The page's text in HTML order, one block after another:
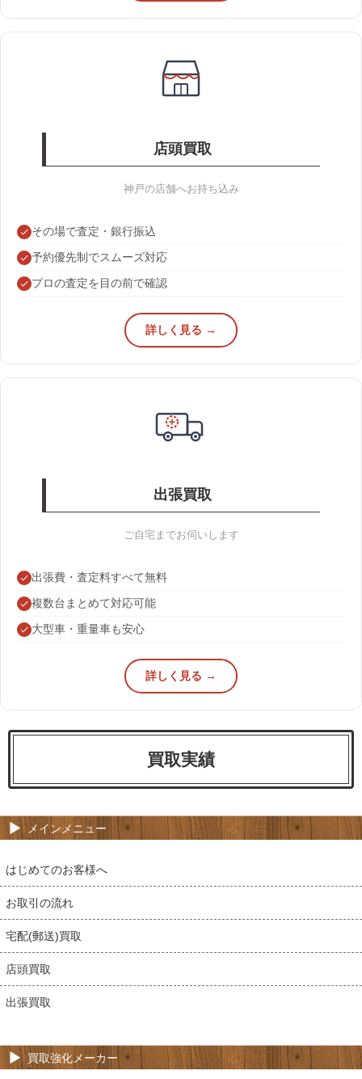
店頭買取
神戸の店舗へお持ち込み
その場で査定・銀行振込
予約優先制でスムーズ対応
プロの査定を目の前で確認
詳しく見る →
出張買取
ご自宅までお伺いします
出張費・査定料すべて無料
複数台まとめて対応可能
大型車・重量車も安心
詳しく見る →
買取実績
メインメニュー
はじめてのお客様へ
お取引の流れ
宅配(郵送)買取
店頭買取
出張買取
買取強化メーカー